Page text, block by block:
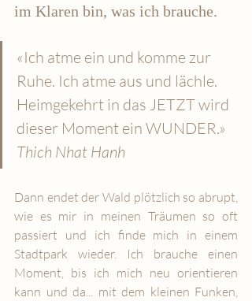
im Klaren bin, was ich brauche.
«Ich atme ein und komme zur
Ruhe. Ich atme aus und lächle.
Heimgekehrt in das JETZT wird
dieser Moment ein WUNDER.»
Thich Nhat Hanh
Dann endet der Wald plötzlich so abrupt,
wie es mir in meinen Träumen so oft
passiert und ich finde mich in einem
Stadtpark wieder. Ich brauche einen
Moment, bis ich mich neu orientieren
kann und da... mit dem kleinen Funken,